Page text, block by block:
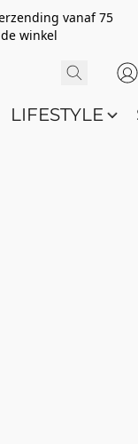
vanaf 75
winkel
LIFESTYLE